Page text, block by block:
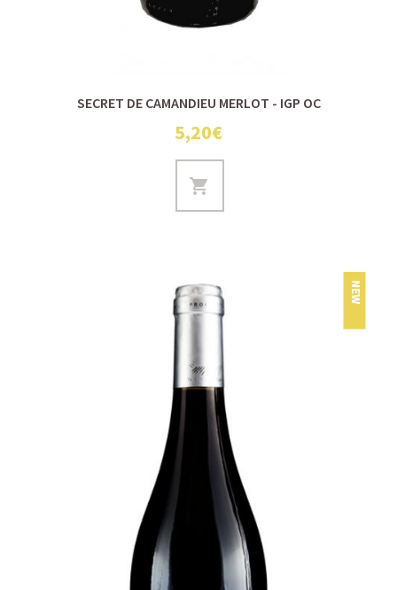
SECRET DE CAMANDIEU MERLOT - IGP OC
5,20€
NEW